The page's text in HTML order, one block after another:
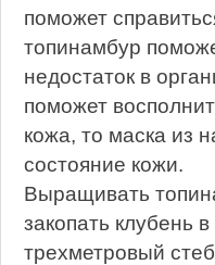
поможет
топинамбур
недостаток в
поможет
кожа, то маска из
состояние кожи.
Выращивать
закопать клубень
трехметровый